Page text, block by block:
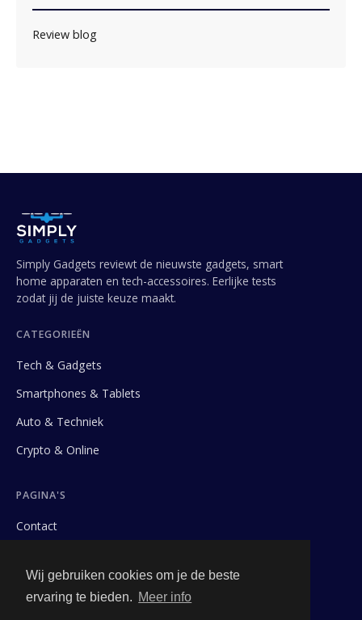
Wij gebruiken cookies om je de beste
ervaring te bieden. Meer info
Review blog
Simply Gadgets reviewt de nieuwste gadgets, smart
home apparaten en tech-accessoires. Eerlijke tests
zodat jij de juiste keuze maakt.
CATEGORIEËN
Tech & Gadgets
Smartphones & Tablets
Auto & Techniek
Crypto & Online
PAGINA'S
Contact
Algemene Voorwaarden